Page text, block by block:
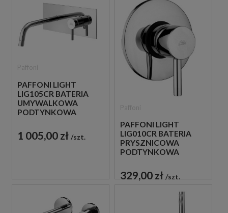
PAFFONI LIGHT
LIG105CR BATERIA
UMYWALKOWA
PODTYNKOWA
CHROM
1 005,00 zł szt.
PAFFONI LIGHT
LIG010CR BATERIA
PRYSZNICOWA
PODTYNKOWA
CHROM
329,00 zł szt.